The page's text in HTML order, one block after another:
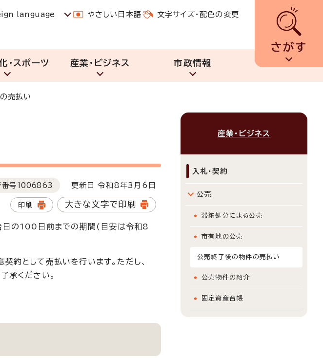
language やさしい日本語 文字サイズ・配色の変更
さがす
・スポーツ 産業・ビジネス 市政情報
売払い
番号1006863 更新日 令和8年3月6日
印刷 大きな文字で印刷
日の100日前までの期間(目安は令和8
約として売払いを行います。ただし、
承ください。
産業・ビジネス
入札・契約
公売
滞納処分による公売
市有地の公売
公売終了後の物件の売払い
公売物件の紹介
固定資産台帳